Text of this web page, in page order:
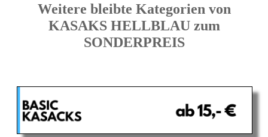
Weitere bleibte Kategorien von
KASAKS HELLBLAU zum
SONDERPREIS